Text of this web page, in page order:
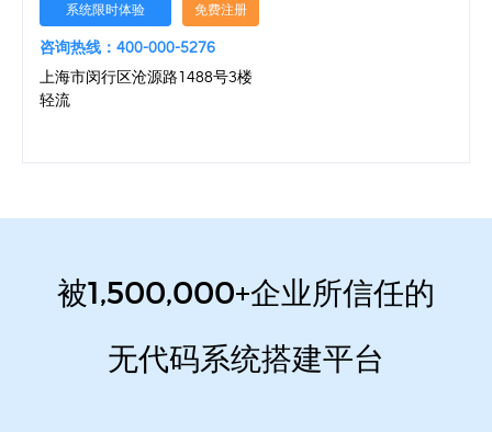
系统限时体验 免费注册
咨询热线：400-000-5276
上海市闵行区沧源路1488号3楼
轻流
被1,500,000+企业所信任的
无代码系统搭建平台